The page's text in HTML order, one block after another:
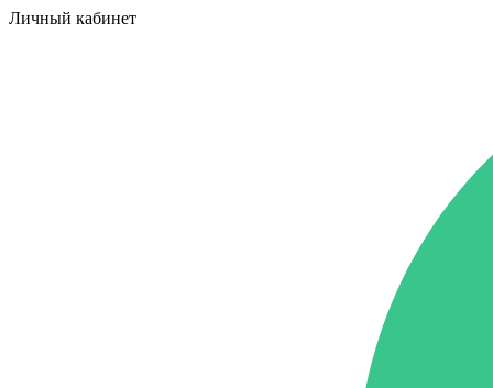
Личный кабинет